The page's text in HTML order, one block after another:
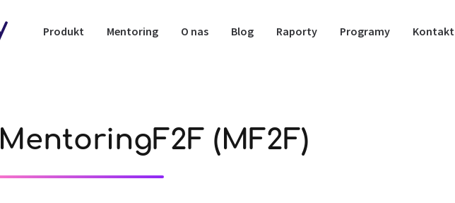
Produkt Mentoring O nas Blog Raporty Programy Kontakt
MentoringF2F (MF2F)